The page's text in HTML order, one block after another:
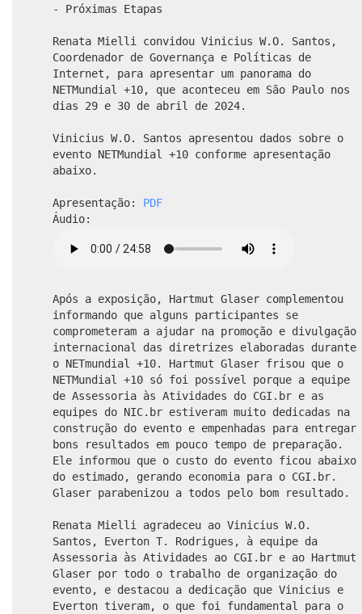
- Próximas Etapas
Renata Mielli convidou Vinicius W.O. Santos,
Coordenador de Governança e Políticas de
Internet, para apresentar um panorama do
NETMundial +10, que aconteceu em São Paulo nos
dias 29 e 30 de abril de 2024.
Vinicius W.O. Santos apresentou dados sobre o
evento NETMundial +10 conforme apresentação
abaixo.
Apresentação: PDF
Áudio:
Após a exposição, Hartmut Glaser complementou
informando que alguns participantes se
comprometeram a ajudar na promoção e divulgação
internacional das diretrizes elaboradas durante
o NETmundial +10. Hartmut Glaser frisou que o
NETMundial +10 só foi possível porque a equipe
de Assessoria às Atividades do CGI.br e as
equipes do NIC.br estiveram muito dedicadas na
construção do evento e empenhadas para entregar
bons resultados em pouco tempo de preparação.
Ele informou que o custo do evento ficou abaixo
do estimado, gerando economia para o CGI.br.
Glaser parabenizou a todos pelo bom resultado.
Renata Mielli agradeceu ao Vinicius W.O.
Santos, Everton T. Rodrigues, à equipe da
Assessoria às Atividades ao CGI.br e ao Hartmut
Glaser por todo o trabalho de organização do
evento, e destacou a dedicação que Vinicius e
Everton tiveram, o que foi fundamental para o